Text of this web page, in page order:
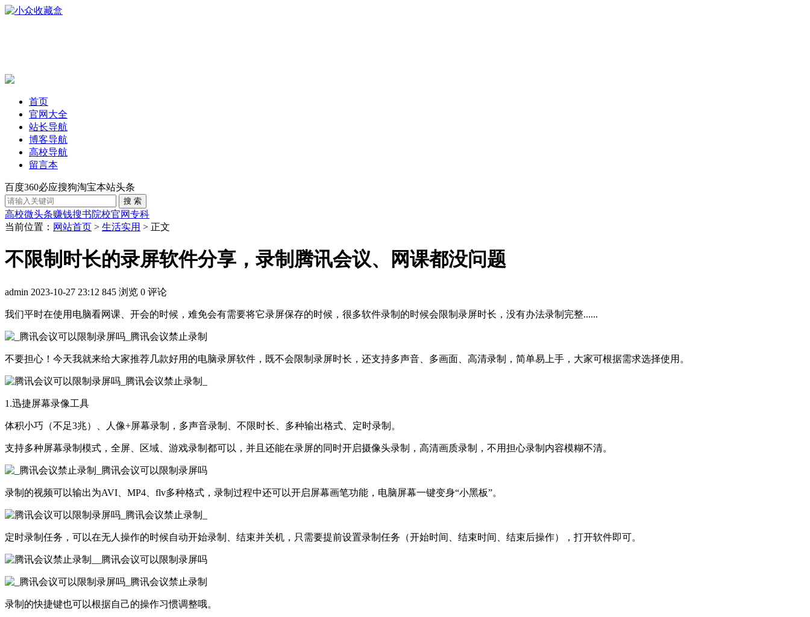
首页
官网大全
站长导航
博客导航
高校导航
留言本
百度360必应搜狗淘宝本站头条
高校微头条赚钱搜书院校官网专科
当前位置： 网站首页 > 生活实用 > 正文
不限制时长的录屏软件分享，录制腾讯会议、网课都没问题
admin 2023-10-27 23:12 845 浏览 0 评论
我们平时在使用电脑看网课、开会的时候，难免会有需要将它录屏保存的时候，很多软件录制的时候会限制录屏时长，没有办法录制完整......
不要担心！今天我就来给大家推荐几款好用的电脑录屏软件，既不会限制录屏时长，还支持多声音、多画面、高清录制，简单易上手，大家可根据需求选择使用。
1.迅捷屏幕录像工具
体积小巧（不足3兆）、人像+屏幕录制，多声音录制、不限时长、多种输出格式、定时录制。
支持多种屏幕录制模式，全屏、区域、游戏录制都可以，并且还能在录屏的同时开启摄像头录制，高清画质录制，不用担心录制内容模糊不清。
录制的视频可以输出为AVI、MP4、flv多种格式，录制过程中还可以开启屏幕画笔功能，电脑屏幕一键变身“小黑板”。
定时录制任务，可以在无人操作的时候自动开始录制、结束并关机，只需要提前设置录制任务（开始时间、结束时间、结束后操作），打开软件即可。
录制的快捷键也可以根据自己的操作习惯调整哦。